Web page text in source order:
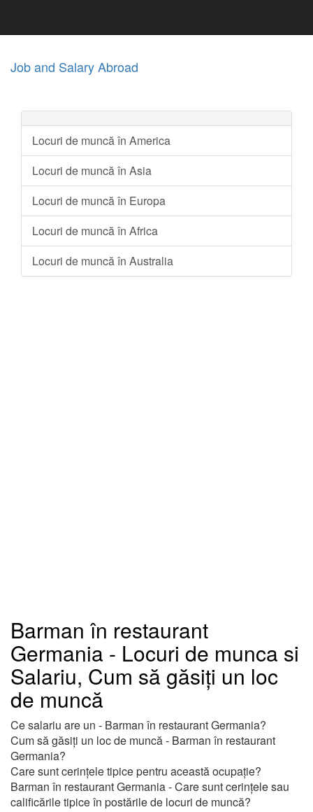
Job and Salary Abroad
Locuri de muncă în America
Locuri de muncă în Asia
Locuri de muncă în Europa
Locuri de muncă în Africa
Locuri de muncă în Australia
Barman în restaurant
Germania - Locuri de munca si
Salariu, Cum să găsiți un loc
de muncă
Ce salariu are un - Barman în restaurant Germania?
Cum să găsiți un loc de muncă - Barman în restaurant
Germania?
Care sunt cerințele tipice pentru această ocupație?
Barman în restaurant Germania - Care sunt cerințele sau
calificările tipice în postările de locuri de muncă?